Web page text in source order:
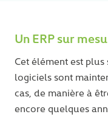
Un ERP sur
Cet élément est
logiciels sont
cas, de manière à
encore quelques